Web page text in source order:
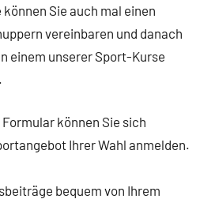
Sie auch mal einen
vereinbaren und danach
einem unserer Sport-Kurse
können Sie sich
Ihrer Wahl anmelden.
bequem von Ihrem